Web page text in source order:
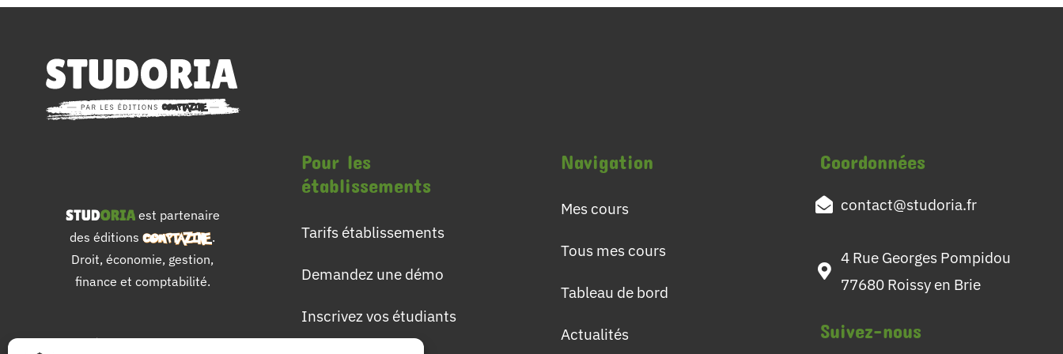
est partenaire
des éditions
.
Droit, économie, gestion,
finance et comptabilité.
Pour les
établissements
Tarifs établissements
Demandez une démo
Inscrivez vos étudiants
Navigation
Mes cours
Tous mes cours
Tableau de bord
Actualités
Coordonnées
contact@studoria.fr
4 Rue Georges Pompidou
77680 Roissy en Brie
Suivez-nous